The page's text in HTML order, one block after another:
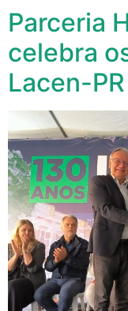
Parceria
celebra
Lacen-PR